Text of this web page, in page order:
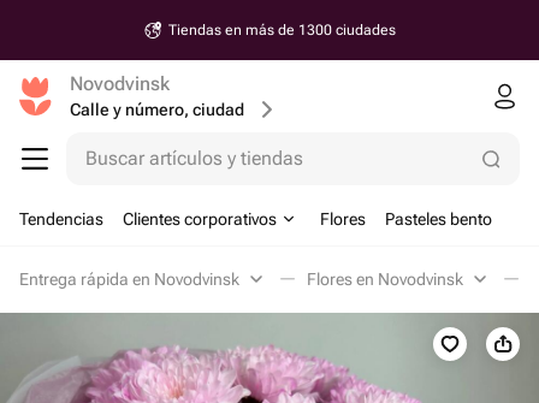
Tiendas en más de 1300 ciudades
Novodvinsk
Calle y número, ciudad
Buscar artículos y tiendas
Tendencias Clientes corporativos Flores Pasteles bento
Entrega rápida en Novodvinsk Flores en Novodvinsk